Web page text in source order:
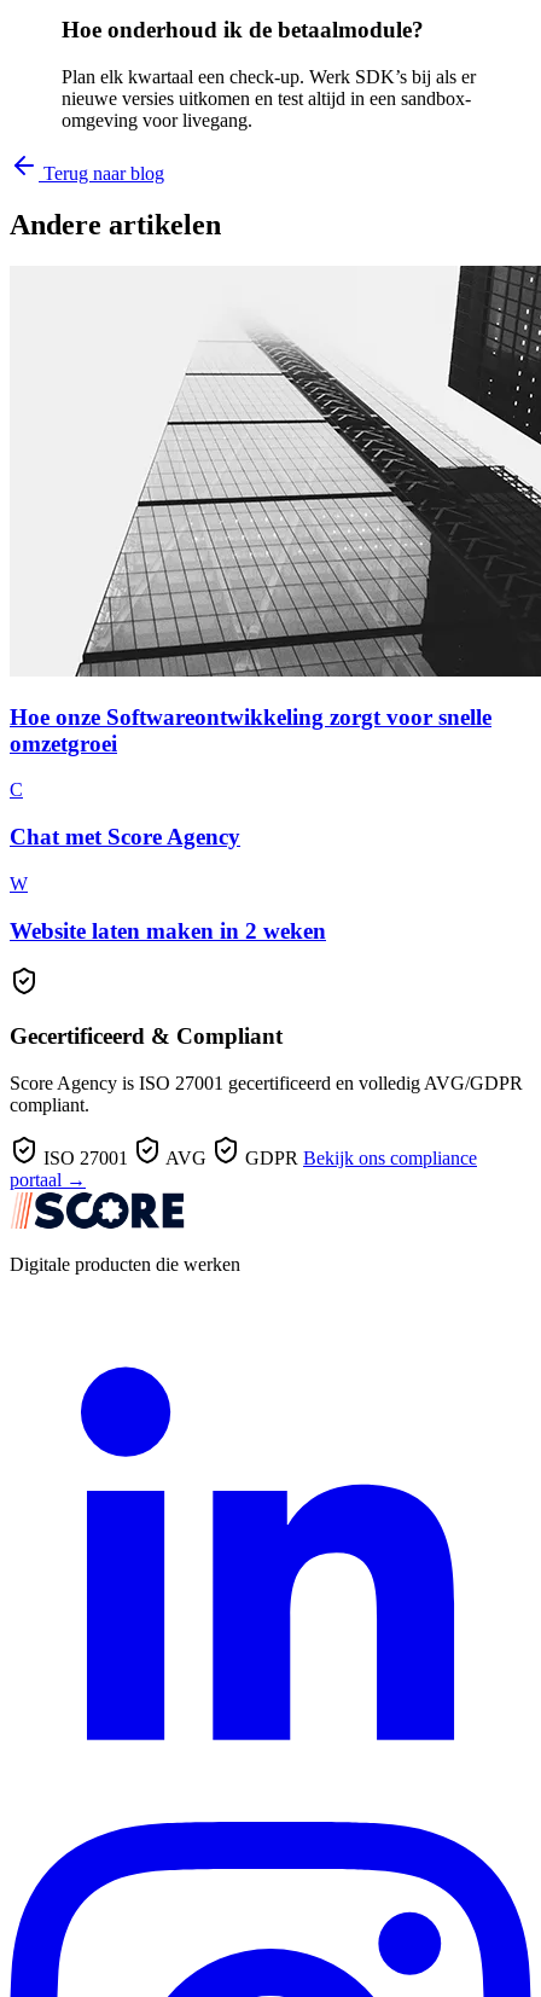
Hoe onderhoud ik de betaalmodule?
Plan elk kwartaal een check-up. Werk SDK’s bij als er
nieuwe versies uitkomen en test altijd in een sandbox-
omgeving voor livegang.
Terug naar blog
Andere artikelen
Hoe onze Softwareontwikkeling zorgt voor snelle
omzetgroei
C
Chat met Score Agency
W
Website laten maken in 2 weken
Gecertificeerd & Compliant
Score Agency is ISO 27001 gecertificeerd en volledig AVG/GDPR
compliant.
ISO 27001 AVG GDPR Bekijk ons compliance
portaal →
Digitale producten die werken